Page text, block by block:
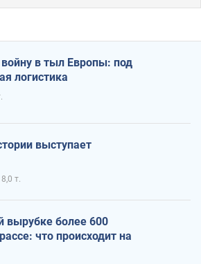
в тыл Европы: под
логистика
выступает
8,0 т.
вырубке более 600
что происходит на